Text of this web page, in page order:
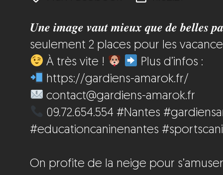
𝑼𝒏𝒆 𝒊𝒎𝒂𝒈𝒆 𝒗𝒂𝒖𝒕 𝒎𝒊𝒆𝒖𝒙 𝒒𝒖𝒆 𝒅𝒆 𝒃𝒆𝒍𝒍𝒆𝒔
seulement 2 places pour les
À très vite !
Plus d’infos :
https://gardiens-amarok.fr/
contact@gardiens-amarok.fr
09.72.654.554 #Nantes
#educationcaninenantes
On profite de la neige pour